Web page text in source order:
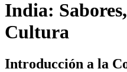
India:
Cultura
Introducción a la